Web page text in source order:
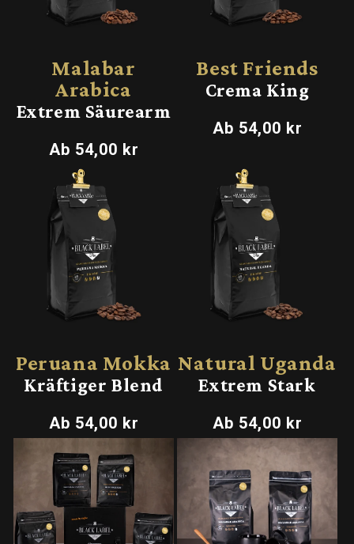
Malabar
Arabica
Extrem Säurearm
Normaler
Preis
Ab 54,00 kr
Best Friends
Crema King
Normaler
Ab 54,00 kr
Peruana Mokka
Kräftiger Blend
Normaler
Preis
Ab 54,00 kr
Natural Uganda
Extrem Stark
Normaler
Preis
Ab 54,00 kr